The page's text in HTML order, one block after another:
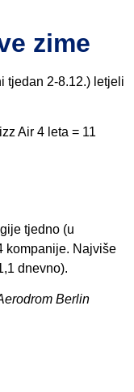
zime
tjedan 2-8.12.) letjeli
Air 4 leta = 11
tjedno (u
kompanije. Najviše
dnevno).
Berlin